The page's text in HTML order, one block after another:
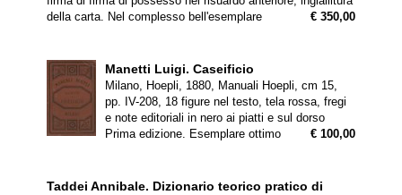
della carta. Nel complesso bell'esemplare
€ 350,00
Manetti Luigi. Caseificio
Milano, Hoepli, 1880, Manuali Hoepli, cm 15,
pp. IV-208, 18 figure nel testo, tela rossa, fregi
e note editoriali in nero ai piatti e sul dorso
Prima edizione. Esemplare ottimo
€ 100,00
Taddei Annibale. Dizionario teorico pratico di